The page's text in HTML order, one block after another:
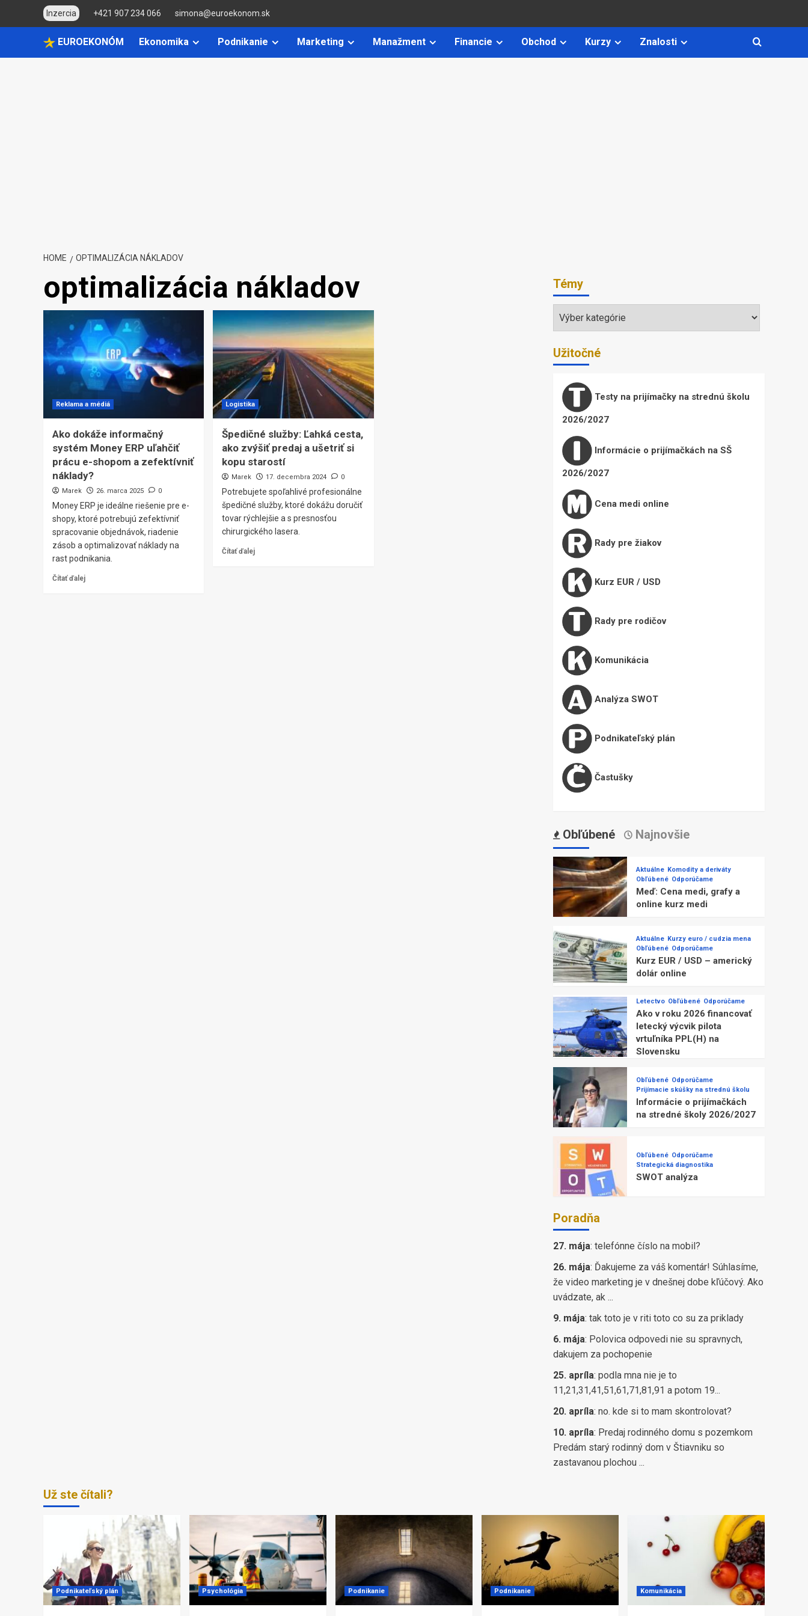
Inzercia +421 907 234 066 simona@euroekonom.sk
EUROEKONÓM Ekonomika Podnikanie Marketing Manažment Financie Obchod Kurzy Znalosti
HOME OPTIMALIZÁCIA NÁKLADOV
optimalizácia nákladov
Reklama a médiá
Ako dokáže informačný
systém Money ERP uľahčiť
prácu e-shopom a zefektívniť
náklady?
Marek 26. marca 2025 0
Money ERP je ideálne riešenie pre e-
shopy, ktoré potrebujú zefektívniť
spracovanie objednávok, riadenie
zásob a optimalizovať náklady na
rast podnikania.
Čítať ďalej
Logistika
Špedičné služby: Ľahká cesta,
ako zvýšiť predaj a ušetriť si
kopu starostí
Marek 17. decembra 2024 0
Potrebujete spoľahlivé profesionálne
špedičné služby, ktoré dokážu doručiť
tovar rýchlejšie a s presnosťou
chirurgického lasera.
Čítať ďalej
Témy
Témy
Užitočné
Testy na prijímačky na strednú školu
2026/2027
Informácie o prijímačkách na SŠ
2026/2027
Cena medi online
Rady pre žiakov
Kurz EUR / USD
Rady pre rodičov
Komunikácia
Analýza SWOT
Podnikateľský plán
Častušky
Obľúbené Najnovšie
Aktuálne Komodity a deriváty
Obľúbené Odporúčame
Meď: Cena medi, grafy a
online kurz medi
Aktuálne Kurzy euro / cudzia mena
Obľúbené Odporúčame
Kurz EUR / USD – americký
dolár online
Letectvo Obľúbené Odporúčame
Ako v roku 2026 financovať
letecký výcvik pilota
vrtuľníka PPL(H) na
Slovensku
Obľúbené Odporúčame
Prijímacie skúšky na strednú školu
Informácie o prijímačkách
na stredné školy 2026/2027
Obľúbené Odporúčame
Strategická diagnostika
SWOT analýza
Poradňa
27. mája: telefónne číslo na mobil?
26. mája: Ďakujeme za váš komentár! Súhlasíme,
že video marketing je v dnešnej dobe kľúčový. Ako
uvádzate, ak ...
9. mája: tak toto je v riti toto co su za priklady
6. mája: Polovica odpovedi nie su spravnych,
dakujem za pochopenie
25. apríla: podla mna nie je to
11,21,31,41,51,61,71,81,91 a potom 19...
20. apríla: no. kde si to mam skontrolovat?
10. apríla: Predaj rodinného domu s pozemkom
Predám starý rodinný dom v Štiavniku so
zastavanou plochou ...
Už ste čítali?
Podnikateľský plán Psychológia Podnikanie Podnikanie Komunikácia